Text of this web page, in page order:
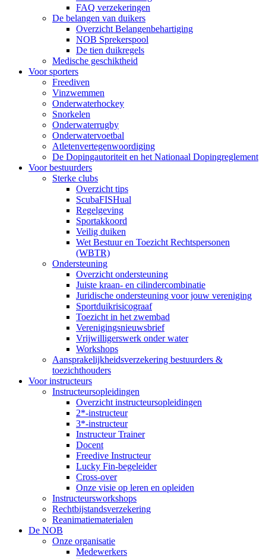
FAQ verzekeringen
De belangen van duikers
Overzicht Belangenbehartiging
NOB Sprekerspool
De tien duikregels
Medische geschiktheid
Voor sporters
Freediven
Vinzwemmen
Onderwaterhockey
Snorkelen
Onderwaterrugby
Onderwatervoetbal
Atletenvertegenwoordiging
De Dopingautoriteit en het Nationaal Dopingreglement
Voor bestuurders
Sterke clubs
Overzicht tips
ScubaFISHual
Regelgeving
Sportakkoord
Veilig duiken
Wet Bestuur en Toezicht Rechtspersonen
(WBTR)
Ondersteuning
Overzicht ondersteuning
Juiste kraan- en cilindercombinatie
Juridische ondersteuning voor jouw vereniging
Sportduikrisicograaf
Toezicht in het zwembad
Verenigingsnieuwsbrief
Vrijwilligerswerk onder water
Workshops
Aansprakelijkheidsverzekering bestuurders &
toezichthouders
Voor instructeurs
Instructeursopleidingen
Overzicht instructeursopleidingen
2*-instructeur
3*-instructeur
Instructeur Trainer
Docent
Freedive Instructeur
Lucky Fin-begeleider
Cross-over
Onze visie op leren en opleiden
Instructeursworkshops
Rechtbijstandsverzekering
Reanimatiematerialen
De NOB
Onze organisatie
Medewerkers